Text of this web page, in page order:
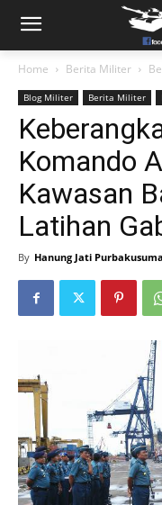
Home Berita Militer
Blog Militer Berita Militer
Komando
Kawasan
Latihan
By Hanung Jati Purbakusuma